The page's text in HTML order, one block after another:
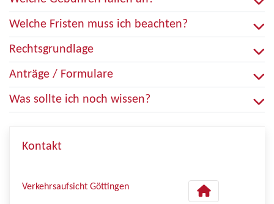
Welche Fristen muss ich beachten?
Rechtsgrundlage
Anträge / Formulare
Was sollte ich noch wissen?
Kontakt
Verkehrsaufsicht Göttingen